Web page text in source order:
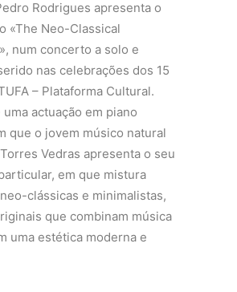
Rodrigues apresenta o
«The Neo-Classical
num concerto a solo e
nas celebrações dos 15
– Plataforma Cultural.
actuação em piano
que o jovem músico natural
Vedras apresenta o seu
em que mistura
clássicas e minimalistas,
que combinam música
uma estética moderna e